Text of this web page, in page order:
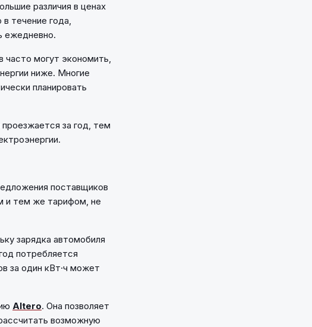
различия в ценах
течение года,
ежедневно.
часто могут экономить,
ниже. Многие
планировать
за год, тем
поставщиков
и тем же тарифом, не
зарядка автомобиля
потребляется
за один кВт·ч может
Altero. Она позволяет
возможную